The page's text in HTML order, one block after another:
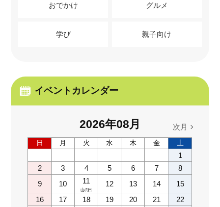
おでかけ グルメ
学び 親子向け
イベントカレンダー
2026年08月 次月
日 月 火 水 木 金 土
1
2
3 4 5 6 7
8
9
10 11
山の日
12 13 14
15
16
17 18 19 20 21
22